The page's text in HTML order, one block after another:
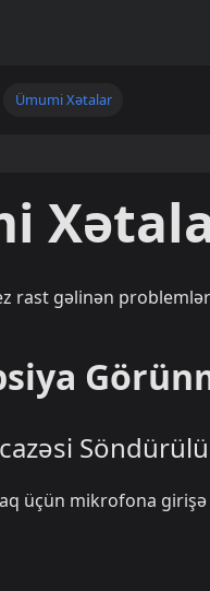
Ümumi Xətalar
rast gəlinən
üçün mikrofona